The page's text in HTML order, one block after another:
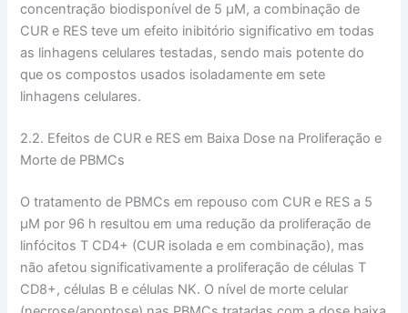
concentração biodisponível de 5 µM, a combinação de
CUR e RES teve um efeito inibitório significativo em todas
as linhagens celulares testadas, sendo mais potente do
que os compostos usados isoladamente em sete
linhagens celulares.
2.2. Efeitos de CUR e RES em Baixa Dose na Proliferação e
Morte de PBMCs
O tratamento de PBMCs em repouso com CUR e RES a 5
µM por 96 h resultou em uma redução da proliferação de
linfócitos T CD4+ (CUR isolada e em combinação), mas
não afetou significativamente a proliferação de células T
CD8+, células B e células NK. O nível de morte celular